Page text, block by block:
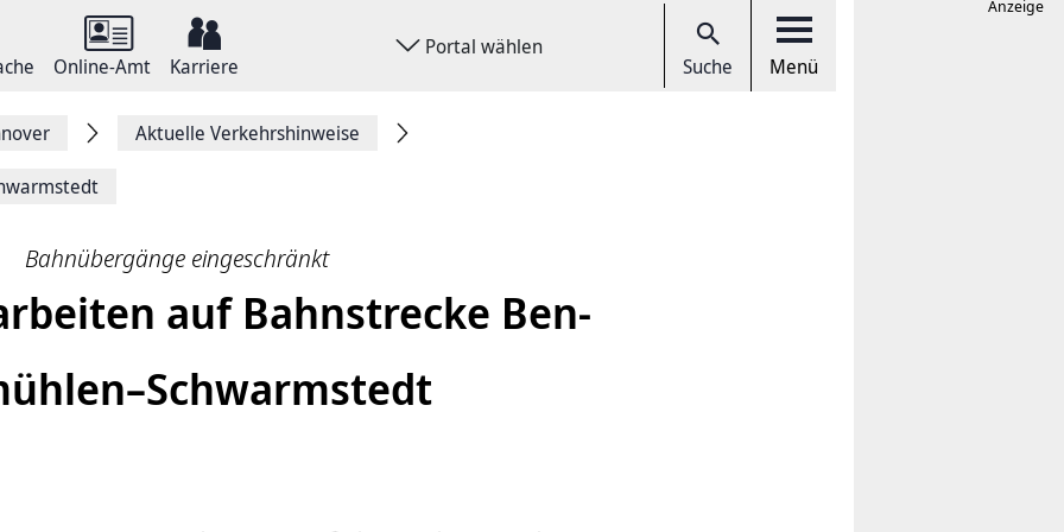
Online-Amt Karriere
Portal wählen
Suche Menü
Aktuelle Verkehrshinweise
Bahnübergänge eingeschränkt
auf Bahn­stre­cke Ben­
Anzeige